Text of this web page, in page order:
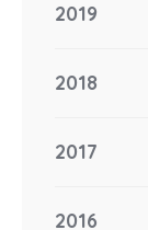
2019
2018
2017
2016